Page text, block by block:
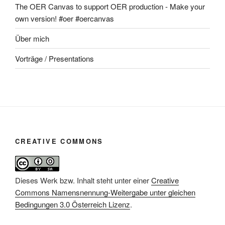
The OER Canvas to support OER production - Make your
own version! #oer #oercanvas
Über mich
Vorträge / Presentations
CREATIVE COMMONS
Dieses Werk bzw. Inhalt steht unter einerCreative
Commons Namensnennung-Weitergabe unter gleichen
Bedingungen 3.0 Österreich Lizenz.